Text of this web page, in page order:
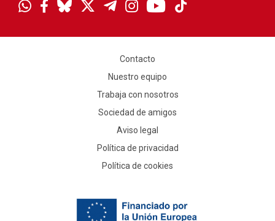
Contacto
Nuestro equipo
Trabaja con nosotros
Sociedad de amigos
Aviso legal
Política de privacidad
Política de cookies